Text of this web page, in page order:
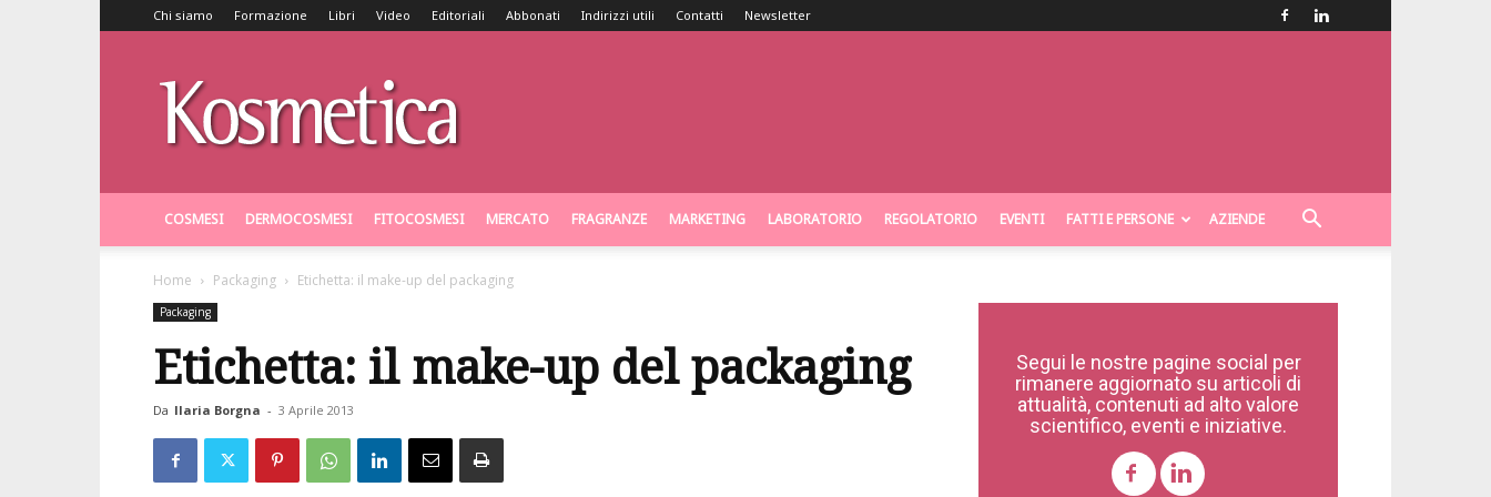
Chi siamo Formazione Libri Video Editoriali Abbonati Indirizzi utili Contatti Newsletter
COSMESI DERMOCOSMESI FITOCOSMESI MERCATO FRAGRANZE MARKETING LABORATORIO REGOLATORIO EVENTI FATTI E PERSONE AZIENDE
Home Packaging Etichetta: il make-up del packaging
Packaging
Etichetta: il make-up del packaging
Da Ilaria Borgna - 3 Aprile 2013
Segui le nostre pagine social per
rimanere aggiornato su articoli di
attualità, contenuti ad alto valore
scientifico, eventi e iniziative.